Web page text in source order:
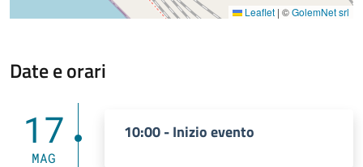
Leaflet | ©GolemNet srl
Date e orari
17
MAG
10:00 - Inizio evento